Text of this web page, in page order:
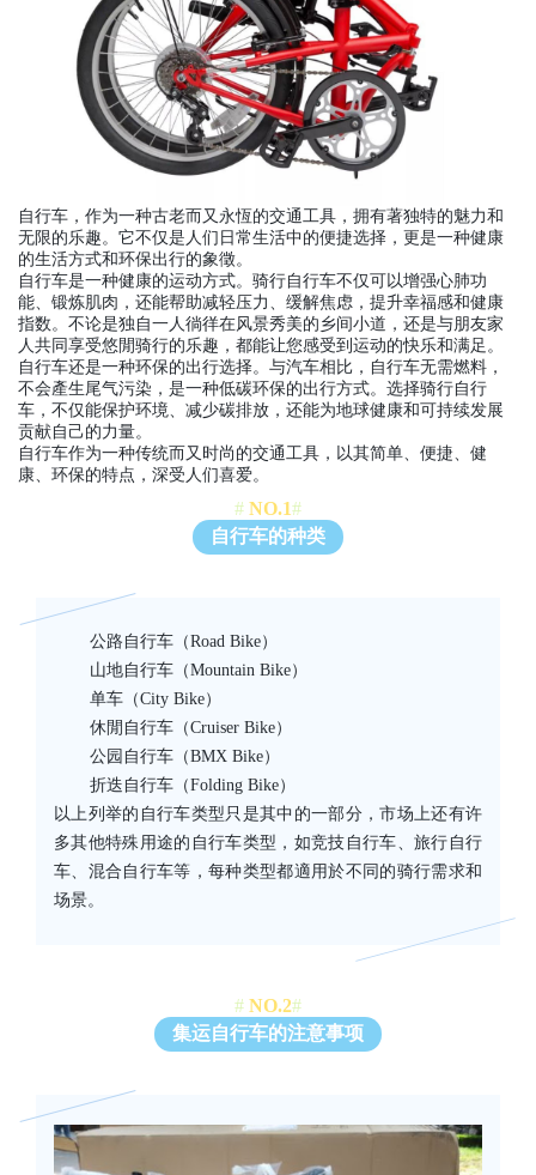
自行车，作为一种古老而又永恆的交通工具，拥有著独特的魅力和
无限的乐趣。它不仅是人们日常生活中的便捷选择，更是一种健康
的生活方式和环保出行的象徵。
自行车是一种健康的运动方式。骑行自行车不仅可以增强心肺功
能、锻炼肌肉，还能帮助减轻压力、缓解焦虑，提升幸福感和健康
指数。不论是独自一人徜徉在风景秀美的乡间小道，还是与朋友家
人共同享受悠閒骑行的乐趣，都能让您感受到运动的快乐和满足。
自行车还是一种环保的出行选择。与汽车相比，自行车无需燃料，
不会產生尾气污染，是一种低碳环保的出行方式。选择骑行自行
车，不仅能保护环境、减少碳排放，还能为地球健康和可持续发展
贡献自己的力量。
自行车作为一种传统而又时尚的交通工具，以其简单、便捷、健
康、环保的特点，深受人们喜爱。
# NO.1#
自行车的种类
公路自行车（Road Bike）
山地自行车（Mountain Bike）
单车（City Bike）
休閒自行车（Cruiser Bike）
公园自行车（BMX Bike）
折迭自行车（Folding Bike）
以上列举的自行车类型只是其中的一部分，市场上还有许
多其他特殊用途的自行车类型，如竞技自行车、旅行自行
车、混合自行车等，每种类型都適用於不同的骑行需求和
场景。
# NO.2#
集运自行车的注意事项